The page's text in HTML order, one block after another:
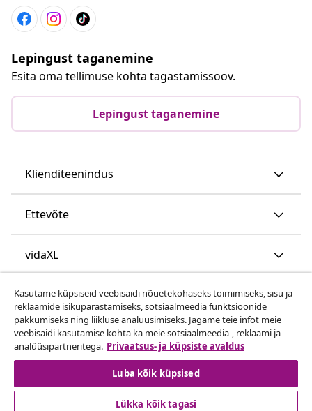
Lepingust taganemine
Esita oma tellimuse kohta tagastamissoov.
Lepingust taganemine
Klienditeenindus
Ettevõte
vidaXL
Vaata rohkem
© 2008-2026 vidaXL www.vidaxl.ee on vidaXL Marketplace
Kasutame küpsiseid veebisaidi nõuetekohaseks toimimiseks, sisu ja
reklaamide isikupärastamiseks, sotsiaalmeedia funktsioonide
pakkumiseks ning liikluse analüüsimiseks. Jagame teie infot meie
veebisaidi kasutamise kohta ka meie sotsiaalmeedia-, reklaami ja
analüüsipartneritega. Privaatsus- ja küpsiste avaldus
Luba kõik küpsised
Lükka kõik tagasi